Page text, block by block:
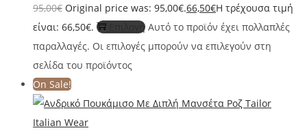
95,00€ Original price was: 95,00€.66,50€Η τρέχουσα τιμή
είναι: 66,50€.
Επιλογή Αυτό το προϊόν έχει πολλαπλές
παραλλαγές. Οι επιλογές μπορούν να επιλεγούν στη
σελίδα του προϊόντος
On Sale!